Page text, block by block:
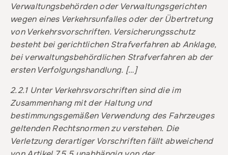
Verwaltungsbehörden oder Verwaltungsgerichten
wegen eines Verkehrsunfalles oder der Übertretung
von Verkehrsvorschriften. Versicherungsschutz
besteht bei gerichtlichen Strafverfahren ab Anklage,
bei verwaltungsbehördlichen Strafverfahren ab der
ersten Verfolgungshandlung. […]
2.2.1 Unter Verkehrsvorschriften sind die im
Zusammenhang mit der Haltung und
bestimmungsgemäßen Verwendung des Fahrzeuges
geltenden Rechtsnormen zu verstehen. Die
Verletzung derartiger Vorschriften fällt abweichend